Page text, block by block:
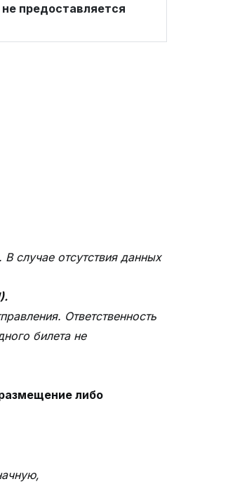
предоставляется
случае отсутствия данных
Ответственность
билета не
либо